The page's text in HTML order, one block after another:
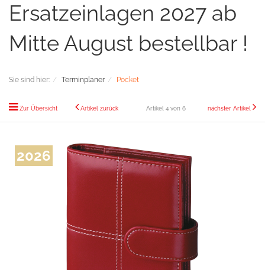
Ersatzeinlagen 2027 ab
Mitte August bestellbar !
Sie sind hier: Terminplaner Pocket
Zur Übersicht Artikel zurück Artikel 4 von 6 nächster Artikel
2026